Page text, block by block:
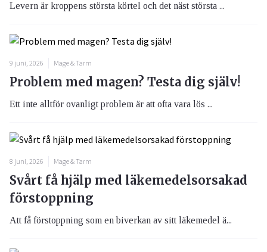
Levern är kroppens största körtel och det näst största ...
9 juni, 2026 Mage & Tarm
Problem med magen? Testa dig själv!
Ett inte alltför ovanligt problem är att ofta vara lös ...
8 juni, 2026 Mage & Tarm
Svårt få hjälp med läkemedelsorsakad
förstoppning
Att få förstoppning som en biverkan av sitt läkemedel ä...